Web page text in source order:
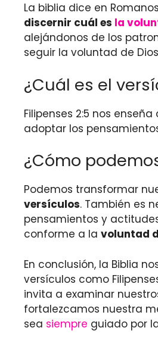
La biblia dice en Romanos
discernir cuál es la
alejándonos de los
seguir la voluntad de
¿Cuál es el
Filipenses 2:5 nos
adoptar los
¿Cómo
Podemos transformar
versículos. También es
pensamientos y
conforme a la voluntad
En conclusión, la Biblia
versículos como
invita a examinar
fortalezcamos nuestra
sea siempre guiado por